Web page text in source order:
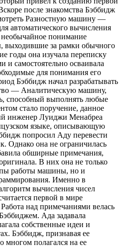
после знакомства Бэббидж
Разностную машину —
автоматического вычисления
понимание
выходившие за рамки обычного
годы она изучала переписку
самостоятельно осваивала
для понимания его
Бэббидж начал разрабатывать
— Аналитическую машину,
способный выполнять любые
стало поручение, данное
инженер Луиджи Менабреа
языке, описывающую
попросил Аду перевести
Однако она не ограничилась
обширные примечания,
В них она не только
работы машины, но и
Именно в
вычисления чисел
первой в мире
над примечаниями велась
Ада задавала
собственные идеи и
Бэббидж, признавая ее
многом полагался на ее